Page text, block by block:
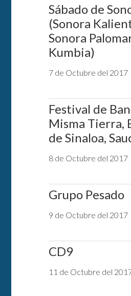
Sábado de
(Sonora
Sonora
Kumbia)
7 de Octubre del 2017
Festival de
Misma Tierra,
de Sinaloa,
8 de Octubre del 2017
Grupo Pesado
9 de Octubre del 2017
CD9
11 de Octubre del